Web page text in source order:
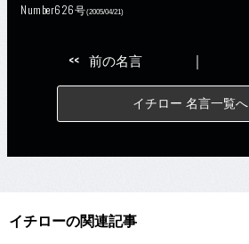
Number626号(2005/04/21)
<< 前の名言
イチロー 名言一覧へ
イチローの関連記事